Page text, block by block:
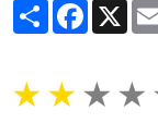
PartagerFacebook
X
★★★ ★